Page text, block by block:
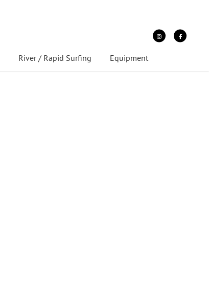
River / Rapid Surfing Equipment